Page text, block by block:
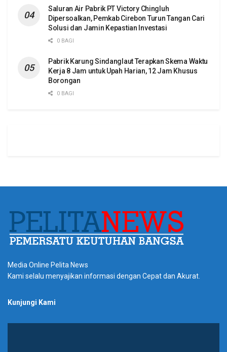
Saluran Air Pabrik PT Victory Chingluh
Dipersoalkan, Pemkab Cirebon Turun Tangan Cari
Solusi dan Jamin Kepastian Investasi
0 BAGI
Pabrik Karung Sindanglaut Terapkan Skema Waktu
Kerja 8 Jam untuk Upah Harian, 12 Jam Khusus
Borongan
0 BAGI
Media Online Pelita News
Kami selalu menyajikan informasi dengan Cepat dan Akurat.
Kunjungi Kami